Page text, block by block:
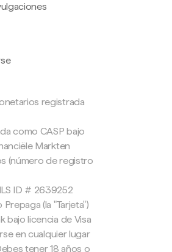
registrada
como CASP bajo
Markten
(número de registro
ID # 2639252
(la "Tarjeta")
bajo licencia de Visa
en cualquier lugar
tener 18 años o